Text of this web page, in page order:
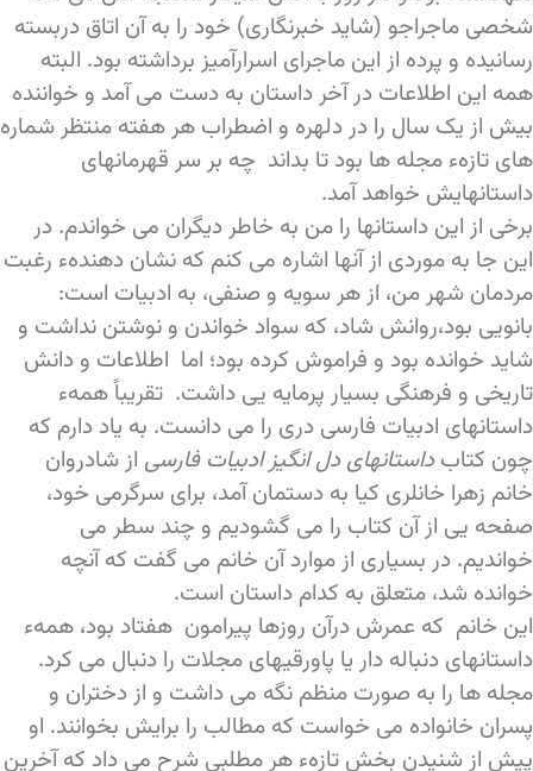
شخصی ماجراجو (شاید خبرنگاری) خود را به آن اتاق دربسته
رسانیده و پرده از این ماجرای اسرارآمیز برداشته بود. البته
همه این اطلاعات در آخر داستان به دست می آمد و خواننده
بیش از یک سال را در دلهره و اضطراب هر هفته منتظر شماره
های تازهء مجله ها بود تا بداند چه بر سر قهرمانهای
داستانهایش خواهد آمد.
برخی از این داستانها را من به خاطر دیگران می خواندم. در
این جا به موردی از آنها اشاره می کنم که نشان دهندهء رغبت
مردمان شهر من، از هر سویه و صنفی، به ادبیات است:
بانویی بود،روانش شاد، که سواد خواندن و نوشتن نداشت و
شاید خوانده بود و فراموش کرده بود؛ اما اطلاعات و دانش
تاریخی و فرهنگی بسیار پرمایه یی داشت. تقریباً همهء
داستانهای ادبیات فارسی دری را می دانست. به یاد دارم که
چون کتابداستانهای دل انگیز ادبیات فارسی از شادروان
خانم زهرا خانلری کیا به دستمان آمد، برای سرگرمی خود،
صفحه یی از آن کتاب را می گشودیم و چند سطر می
خواندیم. در بسیاری از موارد آن خانم می گفت که آنچه
خوانده شد، متعلق به کدام داستان است.
این خانم که عمرش درآن روزها پیرامون هفتاد بود، همهء
داستانهای دنباله دار یا پاورقیهای مجلات را دنبال می کرد.
مجله ها را به صورت منظم نگه می داشت و از دختران و
پسران خانواده می خواست که مطالب را برایش بخوانند. او
پیش از شنیدن بخش تازهء هر مطلبی شرح می داد که آخرین